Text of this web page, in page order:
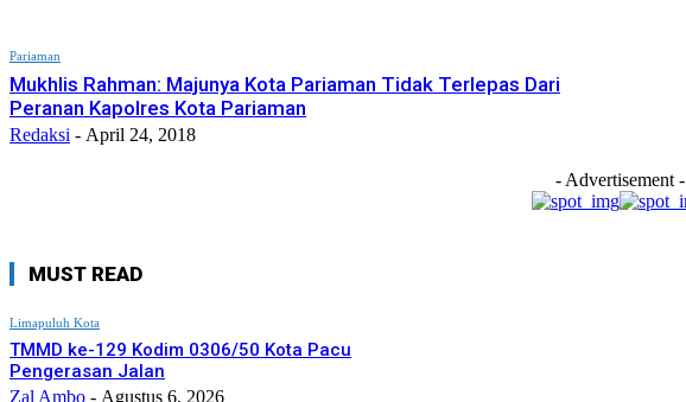
Pariaman
Mukhlis Rahman: Majunya Kota Pariaman Tidak Terlepas Dari
Peranan Kapolres Kota Pariaman
Redaksi - April 24, 2018
- Advertisement -
MUST READ
Limapuluh Kota
TMMD ke-129 Kodim 0306/50 Kota Pacu
Pengerasan Jalan
Zal Ambo - Agustus 6, 2026